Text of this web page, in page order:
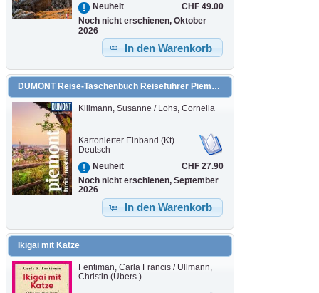
Neuheit
CHF 49.00
Noch nicht erschienen, Oktober
2026
In den Warenkorb
DUMONT Reise-Taschenbuch Reiseführer Piemont, Turin, Aostatal
Kilimann, Susanne / Lohs, Cornelia
Kartonierter Einband (Kt)
Deutsch
Neuheit
CHF 27.90
Noch nicht erschienen, September
2026
In den Warenkorb
Ikigai mit Katze
Fentiman, Carla Francis / Ullmann,
Christin (Übers.)